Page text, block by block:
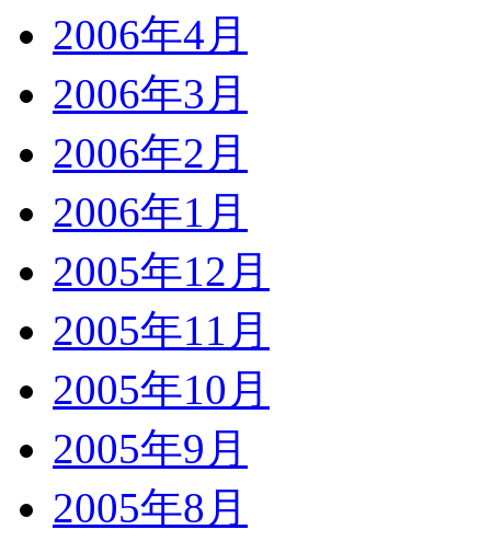
2006年4月
2006年3月
2006年2月
2006年1月
2005年12月
2005年11月
2005年10月
2005年9月
2005年8月